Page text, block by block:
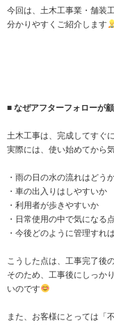
今回は、土木工事業・舗装
分かりやすくご紹介します
■ なぜアフターフォローが
土木工事は、完成してすぐ
実際には、使い始めてから
・雨の日の水の流れはどう
・車の出入りはしやすいか
・利用者が歩きやすいか
・日常使用の中で気になる
・今後どのように管理すれ
こうした点は、工事完了後
そのため、工事後にしっか
いのです
また、お客様にとっては「